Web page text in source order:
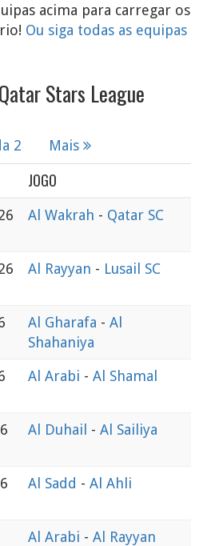
acima para carregar os
Ou siga todas as equipas
Stars League
2 Mais
JOGO
Al Wakrah - Qatar SC
Al Rayyan - Lusail SC
Al Gharafa - Al
Shahaniya
Al Arabi - Al Shamal
Al Duhail - Al Sailiya
Al Sadd - Al Ahli
Al Arabi - Al Rayyan